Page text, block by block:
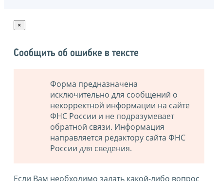
×
Сообщить об ошибке в тексте
Форма предназначена
исключительно для сообщений о
некорректной информации на сайте
ФНС России и не подразумевает
обратной связи. Информация
направляется редактору сайта ФНС
России для сведения.
Если Вам необходимо задать какой-либо вопрос